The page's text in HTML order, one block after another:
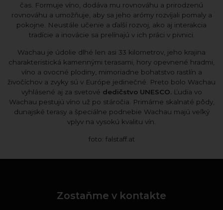
čas. Formuje víno, dodáva mu rovnováhu a prirodzenú
rovnováhu a umožňuje, aby sa jeho arómy rozvíjali pomaly a
pokojne. Neustále učenie a ďalší rozvoj, ako aj interakcia
tradície a inovácie sa prelínajú v ich práci v pivnici.
Wachau je údolie dlhé len asi 33 kilometrov, jeho krajina
charakteristická kamennými terasami, hory opevnené hradmi,
víno a ovocné plodiny, mimoriadne bohatstvo rastlín a
živočíchov a zvyky sú v Európe jedinečné. Preto bolo Wachau
vyhlásené aj za svetové dedičstvo UNESCO.Ľudia vo
Wachau pestujú víno už po stáročia. Primárne skalnaté pôdy,
dunajské terasy a špeciálne podnebie Wachau majú veľký
vplyv na vysokú kvalitu vín.
foto: falstaff.at
Zostaňme v kontakte